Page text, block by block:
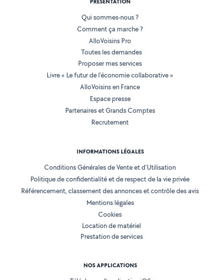
PRÉSENTATION
Qui sommes-nous ?
Comment ça marche ?
AlloVoisins Pro
Toutes les demandes
Proposer mes services
Livre « Le futur de l'économie collaborative »
AlloVoisins en France
Espace presse
Partenaires et Grands Comptes
Recrutement
INFORMATIONS LÉGALES
Conditions Générales de Vente et d'Utilisation
Politique de confidentialité et de respect de la vie privée
Référencement, classement des annonces et contrôle des avis
Mentions légales
Cookies
Location de matériel
Prestation de services
NOS APPLICATIONS